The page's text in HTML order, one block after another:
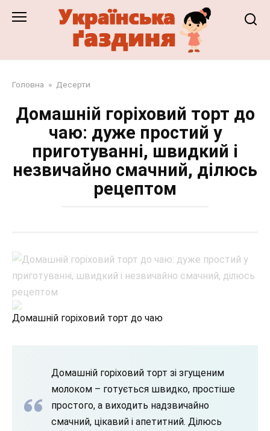
Головна » Десерти
Домашній горіховий торт до
чаю: дуже простий у
приготуванні, швидкий і
незвичайно смачний, ділюсь
рецептом
Домашній горіховий торт до чаю
Домашній горіховий торт зі згущеним
молоком – готується швидко, простіше
простого, а виходить надзвичайно
смачний, цікавий і апетитний. Ділюсь